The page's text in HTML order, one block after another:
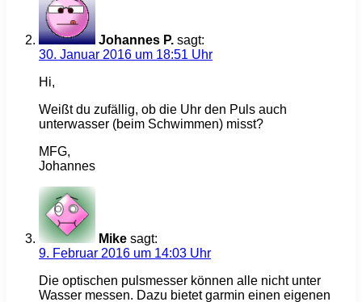
Johannes P. sagt:
30. Januar 2016 um 18:51 Uhr
Hi,
Weißt du zufällig, ob die Uhr den Puls auch
unterwasser (beim Schwimmen) misst?
MFG,
Johannes
Mike sagt:
9. Februar 2016 um 14:03 Uhr
Die optischen pulsmesser können alle nicht unter
Wasser messen. Dazu bietet garmin einen eigenen